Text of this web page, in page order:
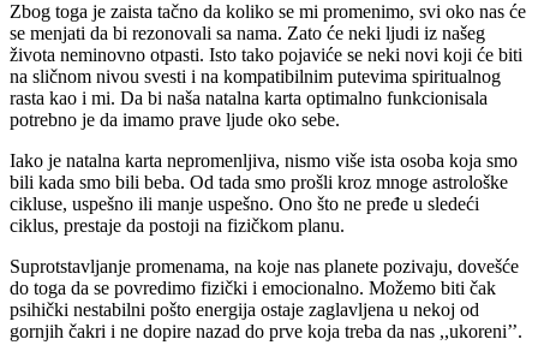
Zbog toga je zaista tačno da koliko se mi promenimo, svi oko nas će
se menjati da bi rezonovali sa nama. Zato će neki ljudi iz našeg
života neminovno otpasti. Isto tako pojaviće se neki novi koji će biti
na sličnom nivou svesti i na kompatibilnim putevima spiritualnog
rasta kao i mi. Da bi naša natalna karta optimalno funkcionisala
potrebno je da imamo prave ljude oko sebe.
Iako je natalna karta nepromenljiva, nismo više ista osoba koja smo
bili kada smo bili beba. Od tada smo prošli kroz mnoge astrološke
cikluse, uspešno ili manje uspešno. Ono što ne pređe u sledeći
ciklus, prestaje da postoji na fizičkom planu.
Suprotstavljanje promenama, na koje nas planete pozivaju, dovešće
do toga da se povredimo fizički i emocionalno. Možemo biti čak
psihički nestabilni pošto energija ostaje zaglavljena u nekoj od
gornjih čakri i ne dopire nazad do prve koja treba da nas ,,ukoreni’’.